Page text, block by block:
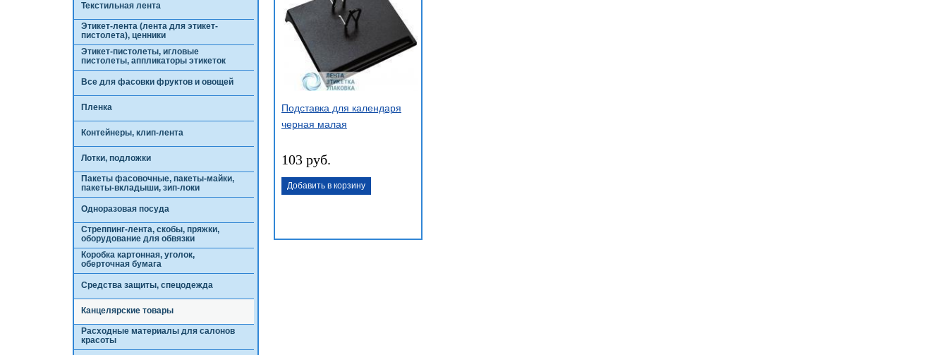
Текстильная лента
Этикет-лента (лента для этикет-
пистолета), ценники
Этикет-пистолеты, игловые
пистолеты, аппликаторы этикеток
Все для фасовки фруктов и овощей
Пленка
Контейнеры, клип-лента
Лотки, подложки
Пакеты фасовочные, пакеты-майки,
пакеты-вкладыши, зип-локи
Одноразовая посуда
Стреппинг-лента, скобы, пряжки,
оборудование для обвязки
Коробка картонная, уголок,
оберточная бумага
Средства защиты, спецодежда
Канцелярские товары
Расходные материалы для салонов
красоты
Подставка для календаря
черная малая
103 руб.
Добавить в корзину